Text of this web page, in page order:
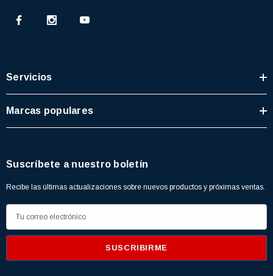
Servicios
Marcas populares
Suscríbete a nuestro boletín
Recibe las últimas actualizaciones sobre nuevos productos y próximas ventas.
i
e